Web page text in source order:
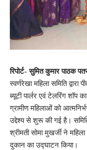
रिपोर्ट- सुमित कुमार पाठक
स्वर्णरेखा महिला समिति
ब्यूटी पार्लर एवं टेलरिंग शॉप
ग्रामीण महिलाओं को
उद्देश्य से शुरू की गई है।
श्रीमती सोमा मुखर्जी ने
दुकान का उद्घाटन किया।